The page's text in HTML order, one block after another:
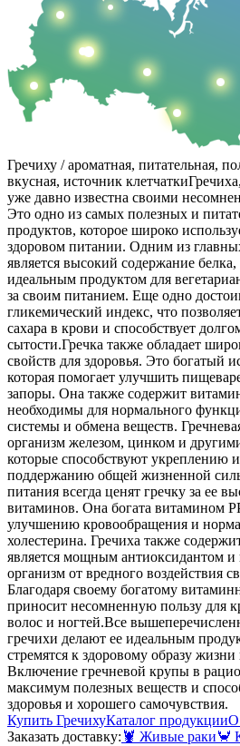
Гречиху / ароматная, питательная,
вкусная, источник клетчатки
уже давно известна своими
Это одно из самых полезных и
продуктов, которое широко
здоровом питании. Одним из
является высокий содержание белка,
идеальным продуктом для
за своим питанием. Еще одно
гликемический индекс, что
сахара в крови и способствует
сытости.Гречка также обладает
свойств для здоровья. Это богатый
которая помогает улучшить
запоры. Она также содержит
необходимы для нормального
системы и обмена веществ.
организм железом, цинком и
которые способствуют укреплению
поддержанию общей жизненной
питания всегда ценят гречку за ее
витаминов. Она богата витамином
улучшению кровообращения и
холестерина. Гречиха также
является мощным антиоксидантом и
организм от вредного воздействия
Благодаря своему богатому
приносит несомненную пользу для
волос и ногтей.Все
гречихи делают ее идеальным
стремятся к здоровому образу
Включение гречневой крупы в
максимум полезных веществ и
здоровья и хорошего самочувствия.
Купить ГречихуКаталог продукцииО
Заказать доставку: 🦞 Живые раки🦀